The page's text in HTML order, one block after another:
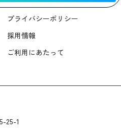
プライバシーポリシー
採用情報
ご利用にあたって
25-1